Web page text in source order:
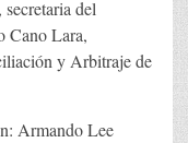
del
Cano Lara,
y Arbitraje de
Armando Lee